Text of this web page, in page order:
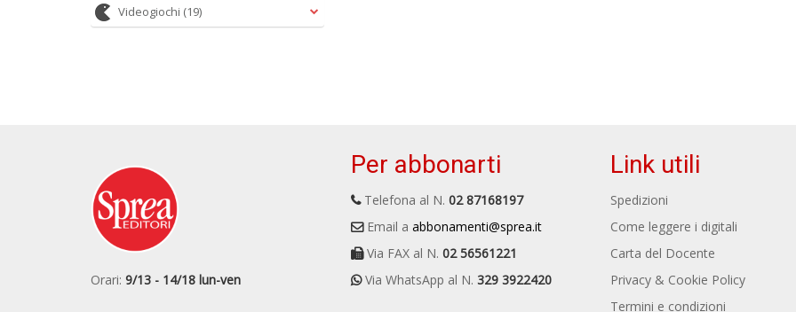
Videogiochi (19)
Orari: 9/13 - 14/18 lun-ven
Per abbonarti
Telefona al N. 02 87168197
Email a abbonamenti@sprea.it
Via FAX al N. 02 56561221
Via WhatsApp al N. 329 3922420
Link utili
Spedizioni
Come leggere i digitali
Carta del Docente
Privacy & Cookie Policy
Termini e condizioni